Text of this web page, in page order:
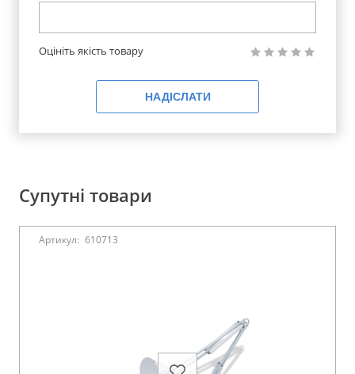
Оцініть якість товару
НАДІСЛАТИ
Супутні товари
Артикул: 610713